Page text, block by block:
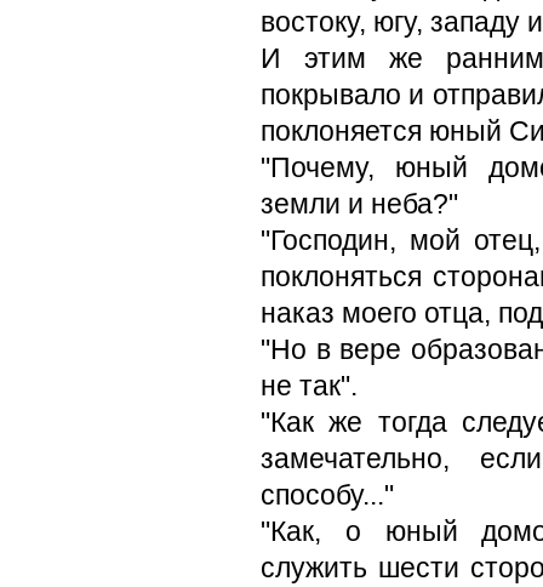
востоку, югу, западу
И этим же
покрывало и
поклоняется юный
"Почему, юный
земли и неба?"
"Господин, мой
поклоняться
наказ моего отца,
"Но в вере
не так".
"Как же тогда
замечательно,
способу..."
"Как, о юный
служить шести